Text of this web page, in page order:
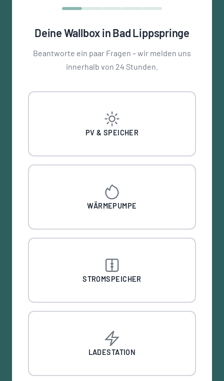
Deine Wallbox in Bad Lippspringe
Beantworte ein paar Fragen – wir melden uns
innerhalb von 24 Stunden.
PV & SPEICHER
WÄRMEPUMPE
STROMSPEICHER
LADESTATION